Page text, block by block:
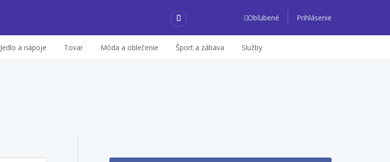
Obľubené Prihlásenie
Jedlo a nápoje Tovar Móda a oblečenie Šport a zábava Služby